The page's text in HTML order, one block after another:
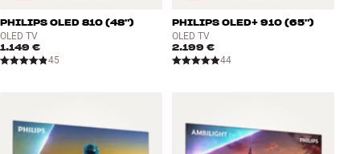
INSPIRATION
NEUHEITEN
PHILIPS OLED 810 (48")
OLED TV
1.149 €
45
PHILIPS OLED+ 910 (65")
OLED TV
2.199 €
44